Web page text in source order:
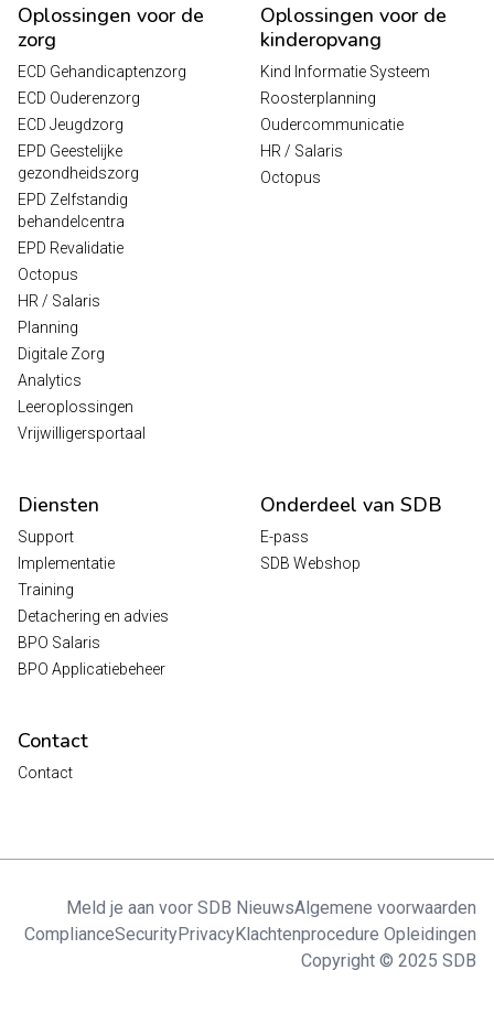
Oplossingen voor de
zorg
ECD Gehandicaptenzorg
ECD Ouderenzorg
ECD Jeugdzorg
EPD Geestelijke
gezondheidszorg
EPD Zelfstandig
behandelcentra
EPD Revalidatie
Octopus
HR / Salaris
Planning
Digitale Zorg
Analytics
Leeroplossingen
Vrijwilligersportaal
Oplossingen voor de
kinderopvang
Kind Informatie Systeem
Roosterplanning
Oudercommunicatie
HR / Salaris
Octopus
Diensten
Support
Implementatie
Training
Detachering en advies
BPO Salaris
BPO Applicatiebeheer
Onderdeel van SDB
E-pass
SDB Webshop
Contact
Contact
Meld je aan voor SDB NieuwsAlgemene voorwaarden
ComplianceSecurityPrivacyKlachtenprocedure Opleidingen
Copyright © 2025 SDB